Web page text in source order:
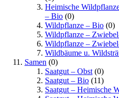
Heimische
– Bio (0)
Wildpflanze – Bio (0)
Wildpflanze –
Wildpflanze –
Wildbäume u.
Samen (0)
Saatgut – Obst (0)
Saatgut – Bio (11)
Saatgut – Heimische